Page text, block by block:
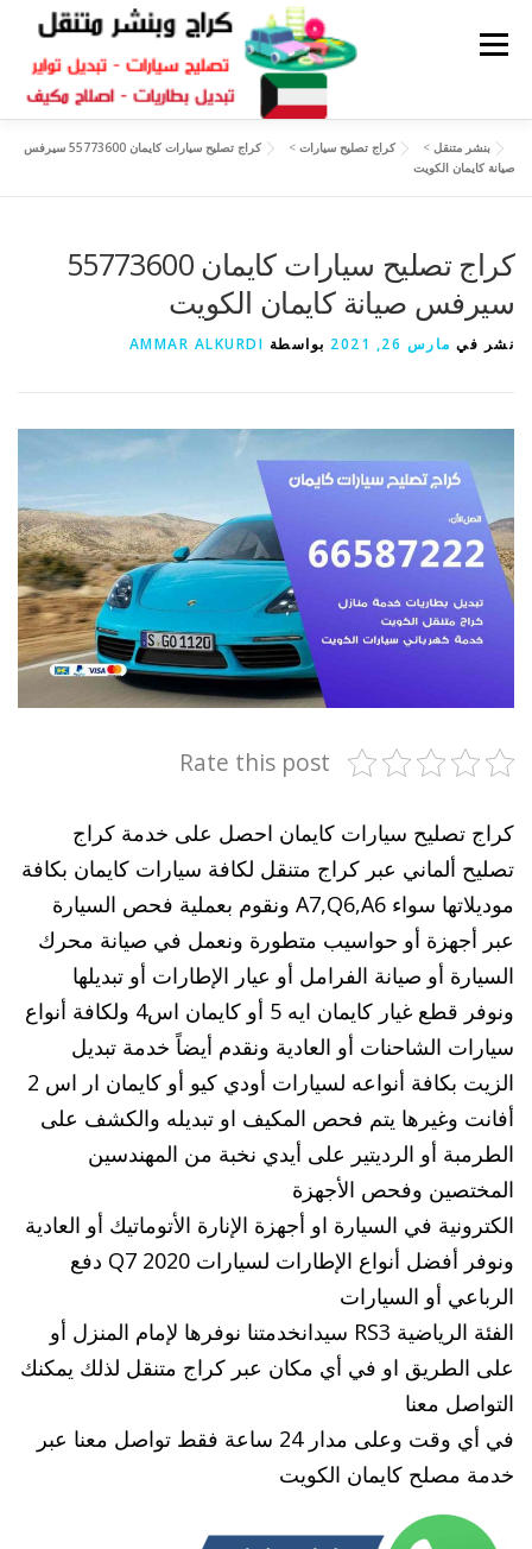
القائمة
كراج متنقل
بنشر متنقل سكراب قطع غيار
بنشر متنقل > كراج تصليح سيارات >
كراج تصليح سيارات كايمان 55773600 سيرفس
صيانة كايمان الكويت
كراج تصليح سيارات كايمان 55773600
سيرفس صيانة كايمان الكويت
نشر في مارس 26, 2021 بواسطة AMMAR ALKURDI
Rate this post
كراج تصليح سيارات كايمان احصل على خدمة كراج
تصليح ألماني عبر كراج متنقل لكافة سيارات كايمان بكافة
موديلاتها سواء A7,Q6,A6 ونقوم بعملية فحص السيارة
عبر أجهزة أو حواسيب متطورة ونعمل في صيانة محرك
السيارة أو صيانة الفرامل أو عيار الإطارات أو تبديلها
ونوفر قطع غيار كايمان ايه 5 أو كايمان اس4 ولكافة أنواع
سيارات الشاحنات أو العادية ونقدم أيضاً خدمة تبديل
الزيت بكافة أنواعه لسيارات أودي كيو أو كايمان ار اس 2
أفانت وغيرها يتم فحص المكيف او تبديله والكشف على
الطرمبة أو الرديتير على أيدي نخبة من المهندسين
المختصين وفحص الأجهزة
الكترونية في السيارة او أجهزة الإنارة الأتوماتيك أو العادية
ونوفر أفضل أنواع الإطارات لسيارات Q7 2020 دفع
الرباعي أو السيارات
الفئة الرياضية RS3 سيدانخدمتنا نوفرها لإمام المنزل أو
على الطريق او في أي مكان عبر كراج متنقل لذلك يمكنك
التواصل معنا
في أي وقت وعلى مدار 24 ساعة فقط تواصل معنا عبر
خدمة مصلح كايمان الكويت